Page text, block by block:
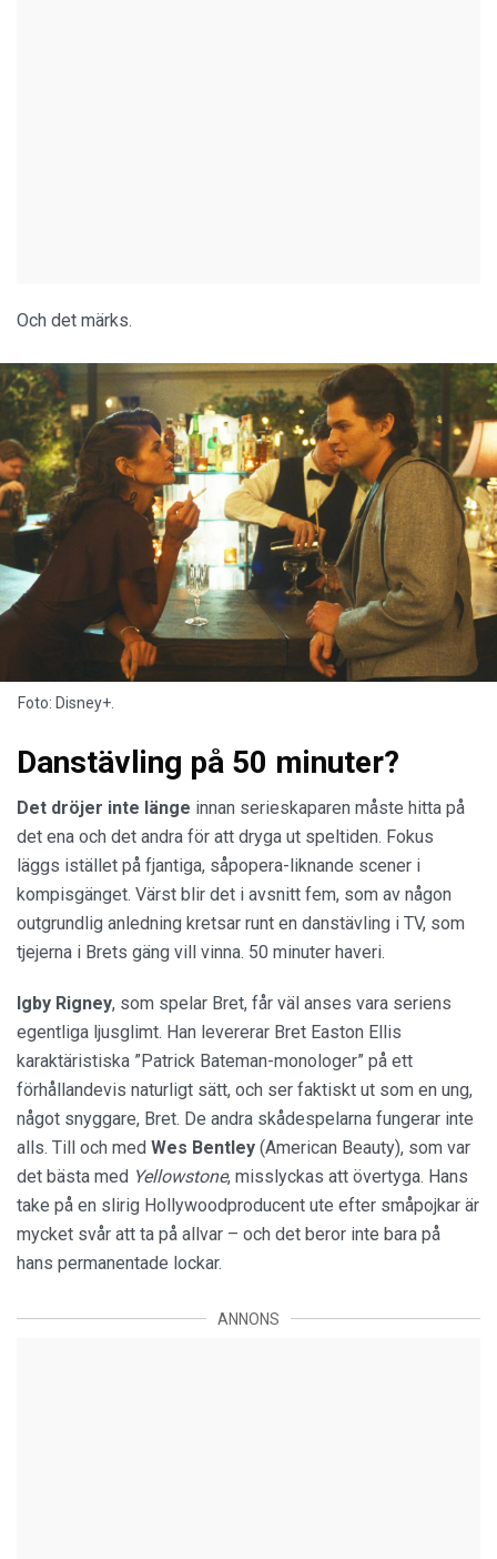
Och det märks.
Foto: Disney+.
Danstävling på 50 minuter?
Det dröjer inte länge innan serieskaparen måste hitta på
det ena och det andra för att dryga ut speltiden. Fokus
läggs istället på fjantiga, såpopera-liknande scener i
kompisgänget. Värst blir det i avsnitt fem, som av någon
outgrundlig anledning kretsar runt en danstävling i TV, som
tjejerna i Brets gäng vill vinna. 50 minuter haveri.
Igby Rigney, som spelar Bret, får väl anses vara seriens
egentliga ljusglimt. Han levererar Bret Easton Ellis
karaktäristiska ”Patrick Bateman-monologer” på ett
förhållandevis naturligt sätt, och ser faktiskt ut som en ung,
något snyggare, Bret. De andra skådespelarna fungerar inte
alls. Till och med Wes Bentley (American Beauty), som var
det bästa med Yellowstone, misslyckas att övertyga. Hans
take på en slirig Hollywoodproducent ute efter småpojkar är
mycket svår att ta på allvar – och det beror inte bara på
hans permanentade lockar.
ANNONS